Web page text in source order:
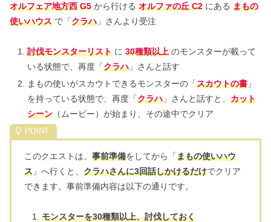
オルフェア地方西 G5 から行ける オルファの丘 C2 にある まもの
使いハウス で「クラハ 」さんより受注
討伐モンスターリストに 30種類以上のモンスターが載って
いる状態で、再度「クラハ」さんと話す
まもの使いがスカウトできるモンスターの「スカウトの書」
を持っている状態で、再度「クラハ」さんと話すと、 カット
シーン（ムービー）が始まり、その途中でクリア
このクエストは、 事前準備をしてから「まもの使いハウ
ス 」へ行くと、 クラハさんに3回話しかけるだけでクリア
できます。事前準備内容は以下の通りです。
モンスターを30種類以上、討伐しておく